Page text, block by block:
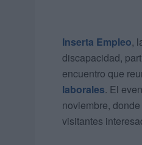
Inserta Empleo,
discapacidad,
encuentro que
laborales. El
noviembre, donde
visitantes